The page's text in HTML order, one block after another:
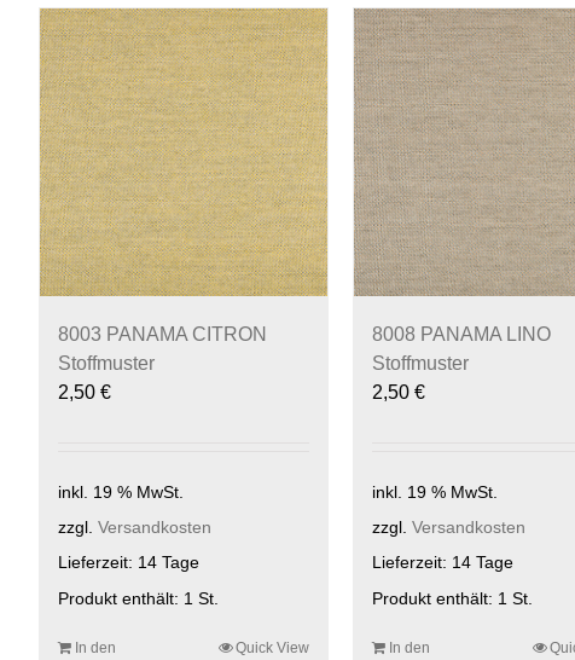
8003 PANAMA CITRON
Stoffmuster
2,50 €
inkl. 19 % MwSt.
zzgl. Versandkosten
Lieferzeit: 14 Tage
Produkt enthält: 1 St.
In den
Quick View
8008 PANAMA LINO
Stoffmuster
2,50 €
inkl. 19 % MwSt.
zzgl. Versandkosten
Lieferzeit: 14 Tage
Produkt enthält: 1 St.
In den